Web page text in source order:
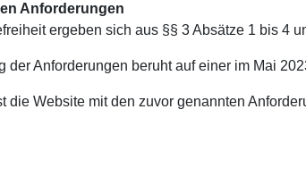
Anforderungen
ergeben sich aus §§ 3 Absätze 1 bis 4
der Anforderungen beruht auf einer im Mai
die Website mit den zuvor genannten